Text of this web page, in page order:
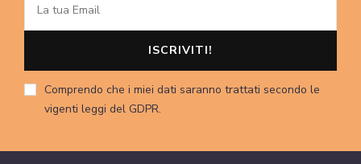
Comprendo che i miei dati saranno trattati secondo le
vigenti leggi del GDPR.